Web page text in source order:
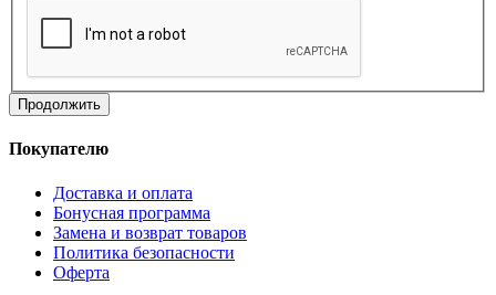
Продолжить
Покупателю
Доставка и оплата
Бонусная программа
Замена и возврат товаров
Политика безопасности
Оферта